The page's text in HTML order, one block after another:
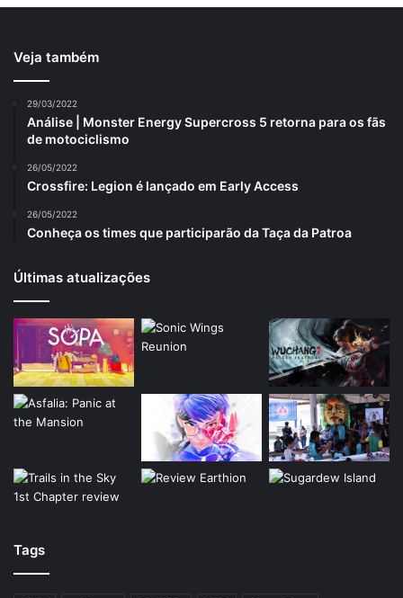
Veja também
29/03/2022
Análise | Monster Energy Supercross 5 retorna para os fãs
de motociclismo
26/05/2022
Crossfire: Legion é lançado em Early Access
26/05/2022
Conheça os times que participarão da Taça da Patroa
Últimas atualizações
Tags